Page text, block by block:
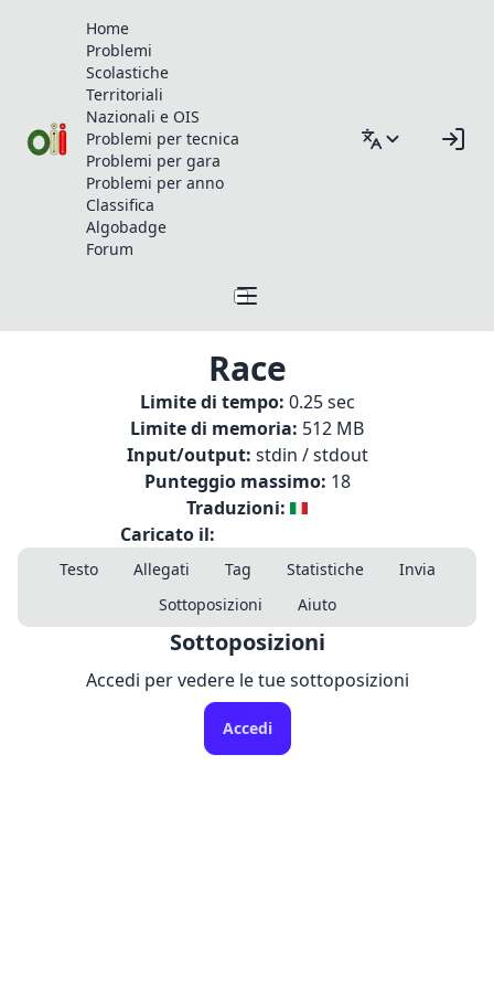
Home
Problemi
Scolastiche
Territoriali
Nazionali e OIS
Problemi per tecnica
Problemi per gara
Problemi per anno
Classifica
Algobadge
Forum
Race
Limite di tempo: 0.25 sec
Limite di memoria: 512 MB
Input/output: stdin / stdout
Punteggio massimo: 18
Traduzioni:
Caricato il:
Testo Allegati Tag Statistiche
Invia
Sottoposizioni
Aiuto
Sottoposizioni
Accedi per vedere le tue sottoposizioni
Accedi